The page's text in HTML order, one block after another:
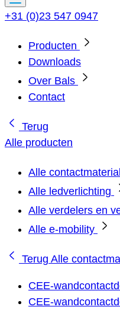
+31 (0)23 547 0947
Producten
Downloads
Over Bals
Contact
Terug
Alle producten
Alle
Alle ledverlichting
Alle verdelers en
Alle e-mobility
Terug Alle
CEE-
CEE-